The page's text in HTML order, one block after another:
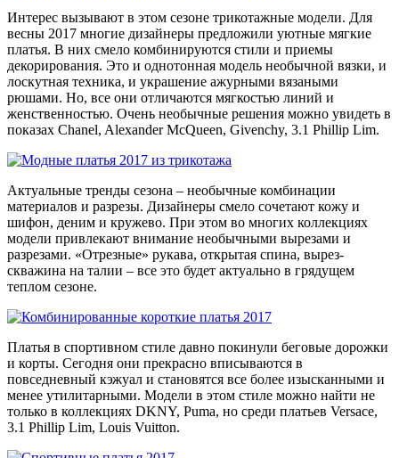
Интерес вызывают в этом сезоне трикотажные модели. Для
весны 2017 многие дизайнеры предложили уютные мягкие
платья. В них смело комбинируются стили и приемы
декорирования. Это и однотонная модель необычной вязки, и
лоскутная техника, и украшение ажурными вязаными
рюшами. Но, все они отличаются мягкостью линий и
женственностью. Очень необычные решения можно увидеть в
показах Chanel, Alexander McQueen, Givenchy, 3.1 Phillip Lim.
Актуальные тренды сезона – необычные комбинации
материалов и разрезы. Дизайнеры смело сочетают кожу и
шифон, деним и кружево. При этом во многих коллекциях
модели привлекают внимание необычными вырезами и
разрезами. «Отрезные» рукава, открытая спина, вырез-
скважина на талии – все это будет актуально в грядущем
теплом сезоне.
Платья в спортивном стиле давно покинули беговые дорожки
и корты. Сегодня они прекрасно вписываются в
повседневный кэжуал и становятся все более изысканными и
менее утилитарными. Модели в этом стиле можно найти не
только в коллекциях DKNY, Puma, но среди платьев Versace,
3.1 Phillip Lim, Louis Vuitton.